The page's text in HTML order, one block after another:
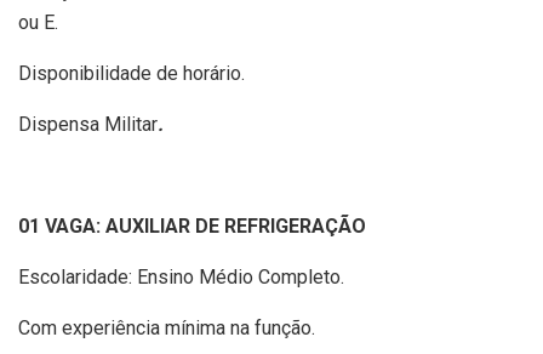
ou E.
Disponibilidade de horário.
Dispensa Militar.
01 VAGA: AUXILIAR DE REFRIGERAÇÃO
Escolaridade: Ensino Médio Completo.
Com experiência mínima na função.